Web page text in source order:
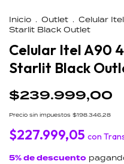
Inicio . Outlet . Celular
Starlit Black Outlet
Celular Itel A90
Starlit Black
$239.999,00
Precio sin impuestos $198.346,28
$227.999,05 con
5% de descuento